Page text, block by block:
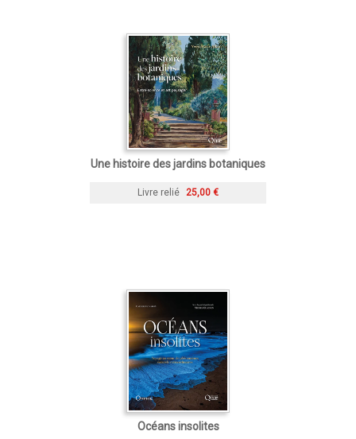
Une histoire des jardins botaniques
Livre relié 25,00 €
Océans insolites